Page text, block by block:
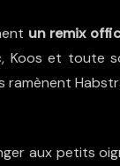
un remix
Koos et toute
ramènent
aux petits